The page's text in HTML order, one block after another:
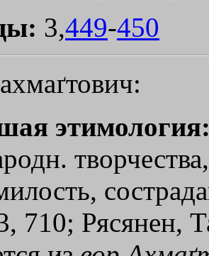
3,449-450
710; Рясянен,